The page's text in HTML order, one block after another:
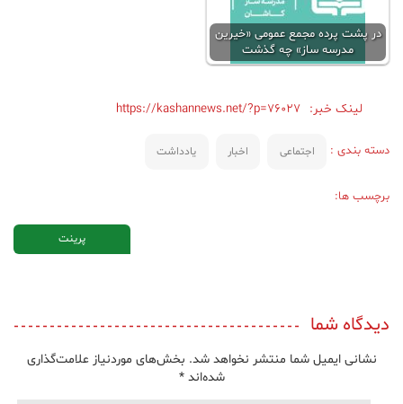
در پشت پرده مجمع عمومی «خیرین
مدرسه ساز» چه گذشت
لینک خبر: https://kashannews.net/?p=76027
دسته بندی : اجتماعی اخبار یادداشت
برچسب ها:
پرینت
دیدگاه شما
نشانی ایمیل شما منتشر نخواهد شد. بخش‌های موردنیاز علامت‌گذاری
شده‌اند*